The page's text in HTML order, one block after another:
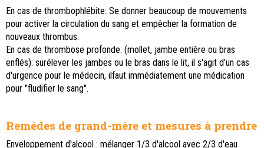
En cas de thrombophlébite: Se donner beaucoup de mouvements
pour activer la circulation du sang et empêcher la formation de
nouveaux thrombus.
En cas de thrombose profonde: (mollet, jambe entière ou bras
enflés): surélever les jambes ou le bras dans le lit, il s'agit d'un cas
d'urgence pour le médecin, ilfaut immédiatement une médication
pour "fludifier le sang".
Remèdes de grand-mère et mesures à prendre
Enveloppement d'alcool : mélanger 1/3 d'alcool avec 2/3 d'eau